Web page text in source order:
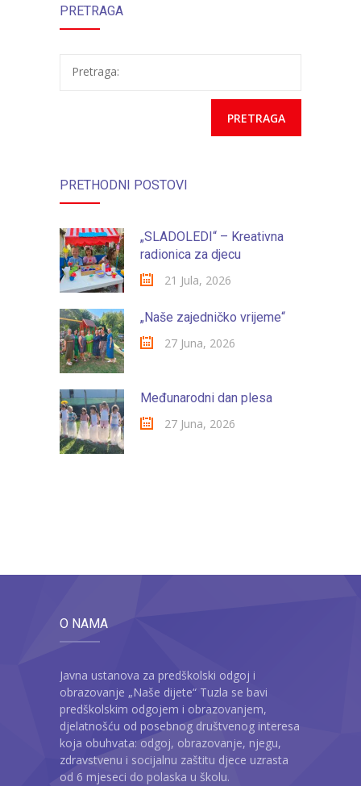
PRETRAGA
Pretraga:
PRETHODNI POSTOVI
„SLADOLEDI“ – Kreativna
radionica za djecu
21 Jula, 2026
„Naše zajedničko vrijeme“
27 Juna, 2026
Međunarodni dan plesa
27 Juna, 2026
O NAMA
Javna ustanova za predškolski odgoj i
obrazovanje „Naše dijete“ Tuzla se bavi
predškolskim odgojem i obrazovanjem,
djelatnošću od posebnog društvenog interesa
koja obuhvata: odgoj, obrazovanje, njegu,
zdravstvenu i socijalnu zaštitu djece uzrasta
od 6 mjeseci do polaska u školu.